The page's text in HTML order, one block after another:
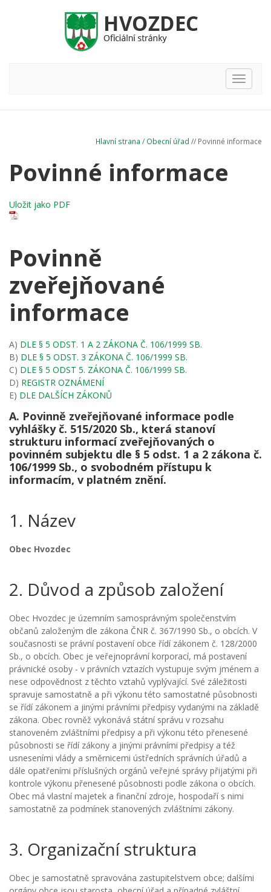
Hlavní
nabídka
Hlavní strana / Obecní úřad // Povinné informace
Povinné informace
Uložit jako PDF
Povinně
zveřejňované
informace
A) DLE § 5 ODST. 1 A 2 ZÁKONA Č. 106/1999 SB.
B) DLE § 5 ODST. 3 ZÁKONA Č. 106/1999 SB.
C) DLE § 5 ODST 5. ZÁKONA Č. 106/1999 SB.
D) REGISTR OZNÁMENÍ
E) DLE DALŠÍCH ZÁKONŮ
A. Povinně zveřejňované informace podle
vyhlášky č. 515/2020 Sb., která stanoví
strukturu informací zveřejňovaných o
povinném subjektu dle § 5 odst. 1 a 2 zákona č.
106/1999 Sb., o svobodném přístupu k
informacím, v platném znění.
1. Název
Obec Hvozdec
2. Důvod a způsob založení
Obec Hvozdec je územním samosprávným společenstvím
občanů založeným dle zákona ČNR č. 367/1990 Sb., o obcích. V
současnosti se právní postavení obce řídí zákonem č. 128/2000
Sb., o obcích. Obec je veřejnoprávní korporací, má postavení
právnické osoby - v právních vztazích vystupuje svým jménem a
nese odpovědnost z těchto vztahů vyplývající. Své záležitosti
spravuje samostatně a při výkonu této samostatné působnosti
se řídí zákonem a jinými právními předpisy vydanými na základě
zákona. Obec rovněž vykonává státní správu v rozsahu
stanoveném zvláštními předpisy a při výkonu této přenesené
působnosti se řídí zákony a jinými právními předpisy a též
usneseními vlády a směrnicemi ústředních správních úřadů a
dále opatřeními příslušných orgánů veřejné správy přijatými při
kontrole výkonu přenesené působnosti podle zákona o obcích.
Obec má vlastní majetek a finanční zdroje, hospodaří s nimi
samostatně za podmínek stanovených zvláštními zákony.
3. Organizační struktura
Obec je samostatně spravována zastupitelstvem obce; dalšími